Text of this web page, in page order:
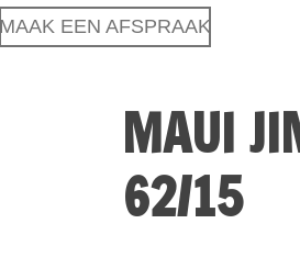
MAAK EEN AFSPRAAK
MAUI
62/15